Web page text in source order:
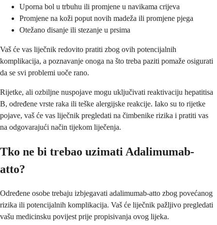
Uporna bol u trbuhu ili promjene u navikama crijeva
Promjene na koži poput novih madeža ili promjene pjega
Otežano disanje ili stezanje u prsima
Vaš će vas liječnik redovito pratiti zbog ovih potencijalnih
komplikacija, a poznavanje onoga na što treba paziti pomaže osigurati
da se svi problemi uoče rano.
Rijetke, ali ozbiljne nuspojave mogu uključivati reaktivaciju hepatitisa
B, određene vrste raka ili teške alergijske reakcije. Iako su to rijetke
pojave, vaš će vas liječnik pregledati na čimbenike rizika i pratiti vas
na odgovarajući način tijekom liječenja.
Tko ne bi trebao uzimati Adalimumab-
atto?
Određene osobe trebaju izbjegavati adalimumab-atto zbog povećanog
rizika ili potencijalnih komplikacija. Vaš će liječnik pažljivo pregledati
vašu medicinsku povijest prije propisivanja ovog lijeka.